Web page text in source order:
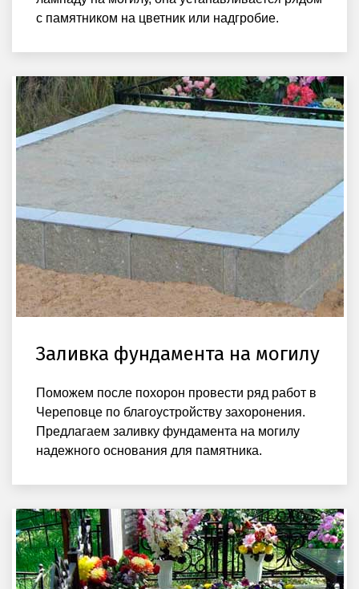
с памятником на цветник или надгробие.
Заливка фундамента на могилу
Поможем после похорон провести ряд работ в
Череповце по благоустройству захоронения.
Предлагаем заливку фундамента на могилу
надежного основания для памятника.